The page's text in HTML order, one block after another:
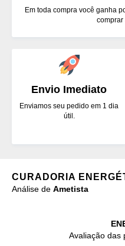
Envio Imediato
Enviamos seu pedido em 1 dia
útil.
Em toda compra você ganha
comprar
CURADORIA
Análise de Ametista
Avaliação das